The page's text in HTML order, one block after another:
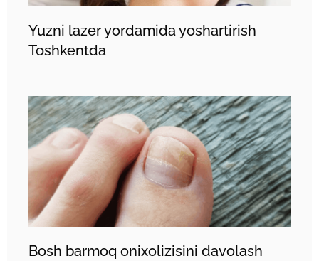
Yuzni lazer yordamida yoshartirish
Toshkentda
Bosh barmoq onixolizisini davolash